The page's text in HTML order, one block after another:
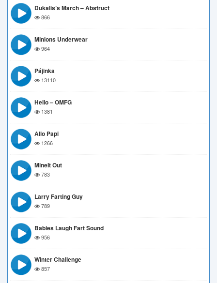
Dukalis’s March – Abstruct
866
Minions Underwear
964
Pájinka
13110
Hello – OMFG
1381
Allo Papi
1266
MineIt Out
783
Larry Farting Guy
789
Babies Laugh Fart Sound
956
Winter Challenge
857